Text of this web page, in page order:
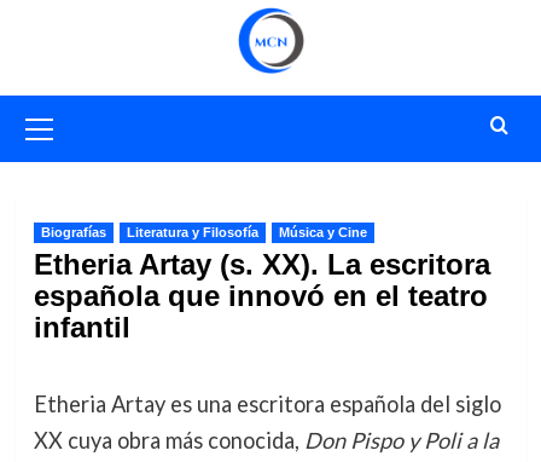
primario
Biografías Literatura y Filosofía Música y Cine
Etheria Artay (s. XX). La escritora
española que innovó en el teatro
infantil
Etheria Artay es una escritora española del siglo
XX cuya obra más conocida, Don Pispo y Poli a la